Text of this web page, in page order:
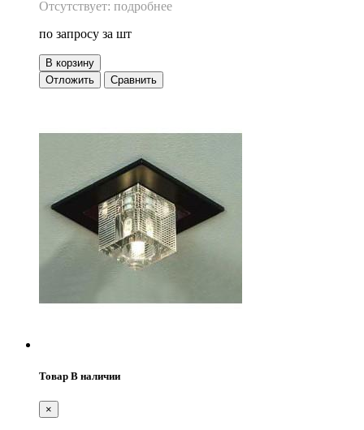
Отсутствует: подробнее
по запросу за шт
В корзину
Отложить
Сравнить
Товар В наличии
×